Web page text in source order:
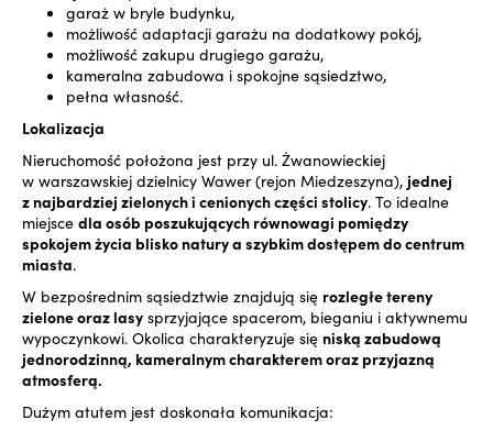
garaż w bryle budynku,
możliwość adaptacji garażu na dodatkowy pokój,
możliwość zakupu drugiego garażu,
kameralna zabudowa i spokojne sąsiedztwo,
pełna własność.
Lokalizacja
Nieruchomość położona jest przy ul. Żwanowieckiej
w warszawskiej dzielnicy Wawer (rejon Miedzeszyna), jednej
z najbardziej zielonych i cenionych części stolicy. To idealne
miejsce dla osób poszukujących równowagi pomiędzy
spokojem życia blisko natury a szybkim dostępem do centrum
miasta.
W bezpośrednim sąsiedztwie znajdują się rozległe tereny
zielone oraz lasy sprzyjające spacerom, bieganiu i aktywnemu
wypoczynkowi. Okolica charakteryzuje się niską zabudową
jednorodzinną, kameralnym charakterem oraz przyjazną
atmosferą.
Dużym atutem jest doskonała komunikacja: